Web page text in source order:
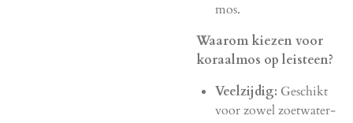
mos.
Waarom kiezen voor
koraalmos op leisteen?
Veelzijdig: Geschikt
voor zowel zoetwater-